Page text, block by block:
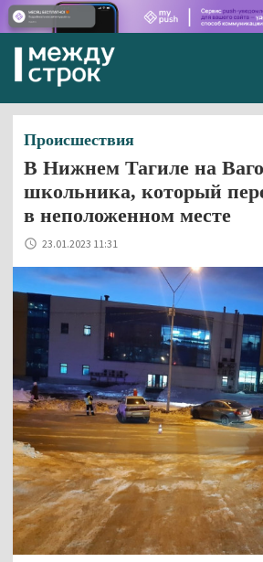
Происшествия
В Нижнем Тагиле на
школьника, который
в неположенном месте
23.01.2023 11:31